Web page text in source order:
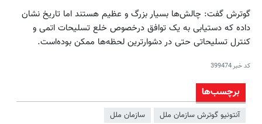
گوترش گفت: چالش‌ها بسیار بزرگ و عظیم هستند اما تاریخ نشان
داده که دستیابی به یک توافق درخصوص خلع تسلیحات اتمی و
کنترل تسلیحاتی حتی در دشوارترین لحظه‌ها ممکن بوده‌است.
کد خبر399474
برچسب‌ها
آنتونیو گوترش سازمان ملل سازمان ملل